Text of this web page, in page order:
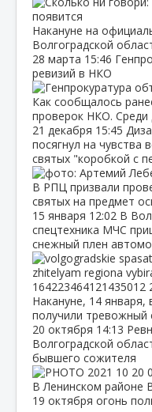
Накануне на
Волгоградской
28 марта 15:46
ревизий в НКО
Как сообщалось
проверок НКО. Среди
21 декабря 15:45
посягнул на
святых "коробкой с
В РПЦ призвали
святых на предмет
15 января 12:02 В
спецтехника МЧС
снежный плен
Накануне, 14 января,
получили тревожный
20 октября 14:13
Волгоградской
бывшего сожителя
В Ленинском районе
19 октября огонь